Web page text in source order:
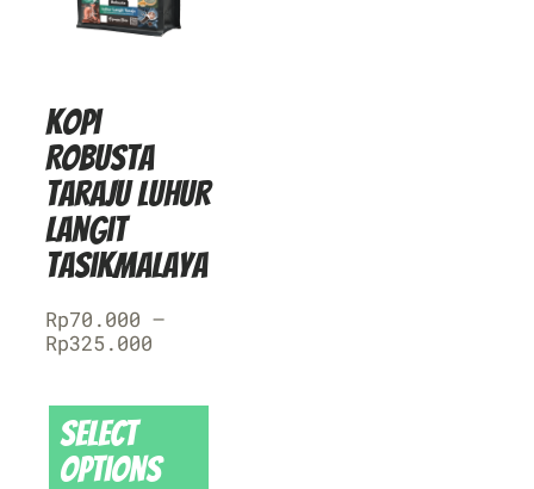
Kopi
Robusta
Taraju Luhur
Langit
Tasikmalaya
Rp70.000 –
Rp325.000
Select
options